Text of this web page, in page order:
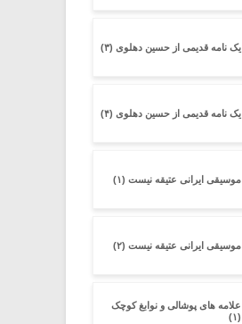
یک نامه قدیمی از حسین دهلوی (۳)
یک نامه قدیمی از حسین دهلوی (۴)
موسیقی ایرانی عتیقه نیست (۱)
موسیقی ایرانی عتیقه نیست (۲)
علامه های پوشالی و نوابغ کوچک
(۱)